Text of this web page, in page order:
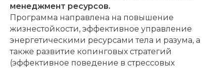
менеджмент ресурсов.
Программа направлена на повышение
жизнестойкости, эффективное управление
энергетическими ресурсами тела и разума, а
также развитие копинговых стратегий
(эффективное поведение в стрессовых